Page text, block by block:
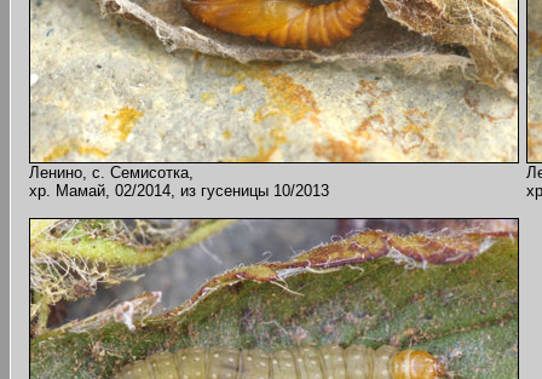
Ленино, с. Семисотка,
хр. Мамай, 02/2014, из гусеницы 10/2013